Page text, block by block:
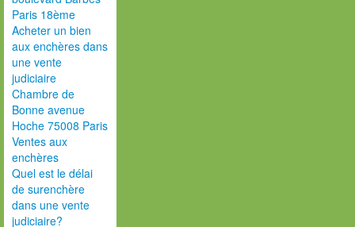
Paris 18ème
Acheter un bien
aux enchères dans
une vente
judiciaire
Chambre de
Bonne avenue
Hoche 75008 Paris
Ventes aux
enchères
Quel est le délai
de surenchère
dans une vente
judiciaire?